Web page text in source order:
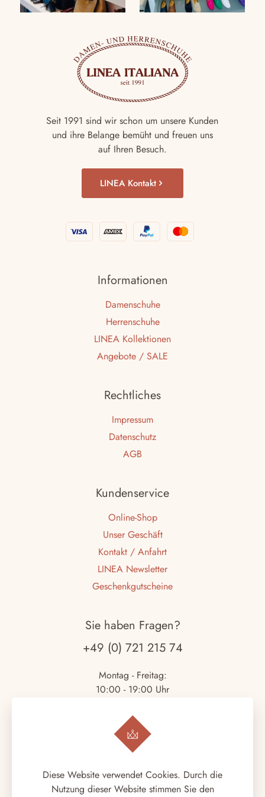
Seit 1991 sind wir schon um unsere Kunden
und ihre Belange bemüht und freuen uns
auf Ihren Besuch.
LINEA Kontakt
Informationen
Damenschuhe
Herrenschuhe
LINEA Kollektionen
Angebote / SALE
Rechtliches
Impressum
Datenschutz
AGB
Kundenservice
Online-Shop
Unser Geschäft
Kontakt / Anfahrt
LINEA Newsletter
Geschenkgutscheine
Sie haben Fragen?
+49 (0) 721 215 74
Montag - Freitag:
10:00 - 19:00 Uhr
Samstag:
10:00 - 18:00 Uhr
Copyright © 2026.LINEA ITALIANA . Alle Rechte
vorbehalten.
Diese Website verwendet Cookies. Durch die
Nutzung dieser Website stimmen Sie den